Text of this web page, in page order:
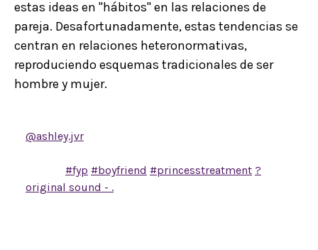
estas ideas en "hábitos" en las relaciones de
pareja. Desafortunadamente, estas tendencias se
centran en relaciones heteronormativas,
reproduciendo esquemas tradicionales de ser
hombre y mujer.
@ashley.jvr
#fyp #boyfriend #princesstreatment ?
original sound - .